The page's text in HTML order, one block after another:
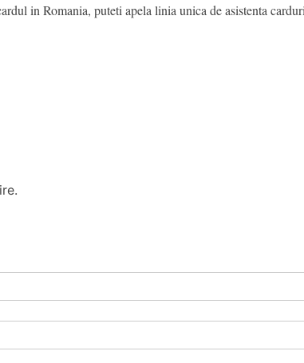
in Romania, puteti apela linia unica de asistenta